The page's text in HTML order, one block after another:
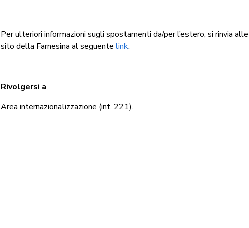
Per ulteriori informazioni sugli spostamenti da/per l’estero, si rinvia
sito della Farnesina al seguente link.
Rivolgersi a
Area internazionalizzazione (int. 221).